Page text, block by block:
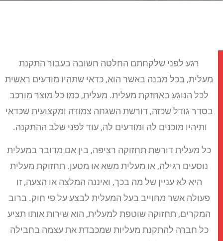
רגע לפני שלקחתם החלטה חשובה בעבור התקנת
מעלית, בכל מבנה באשר הוא, כדאי שתהיו מודעים ראשית
לכל הנוגע באחזקת מעלית. מעלית, כמו כל מוצר מורכב
בסדר גודל שכזה, דורשת השגחה צמודה ומקצועית שכדאי
ותיהיו מוכנים לה ומודעים לה, עוד לפני שלב ההתקנה.
כל מעלית דורשת תחזוקה רציפה, בין אם מדובר במעלית
נוסעים רגילה, או מעלית משא או מטען. תחזוקת מעלית
היא לא עניין של מה בכך, ואיננה המלצה או הצעה, זו
פעולה אשר מחוייב בעל המעלית לבצע על פי חוק. ברוב
המקרים, תחזוקה שוטפת למעלית, הוא שירות אותו תציע
כל חברה להתקנת מעליות שמכבדת את עצמה בחבילה